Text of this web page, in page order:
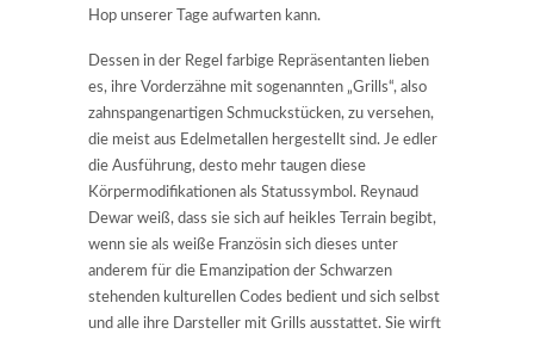
Hop unserer Tage aufwarten kann.
Dessen in der Regel farbige Repräsentanten lieben
es, ihre Vorderzähne mit sogenannten „Grills“, also
zahnspangenartigen Schmuckstücken, zu versehen,
die meist aus Edelmetallen hergestellt sind. Je edler
die Ausführung, desto mehr taugen diese
Körpermodifikationen als Statussymbol. Reynaud
Dewar weiß, dass sie sich auf heikles Terrain begibt,
wenn sie als weiße Französin sich dieses unter
anderem für die Emanzipation der Schwarzen
stehenden kulturellen Codes bedient und sich selbst
und alle ihre Darsteller mit Grills ausstattet. Sie wirft